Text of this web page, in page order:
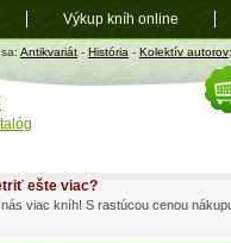
Antikvariát - História - Kolektív autorov
ešte viac?
viac kníh! S rastúcou cenou
Výkup kníh online